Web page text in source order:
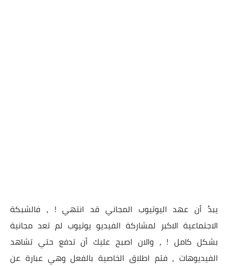
يبدُ أن عهد اليوتيوب المجاني قد انتهي ! ، فالشبكة
الاجتماعية الاكبر لمشاركة الفيديو يوتيوب لم تعد مجانية
بشكل كامل ! ، والان اصبح عليك أن تدفع حتي تشاهد
الفيديوهات ، فتم اطلاق الخاصية بالفعل وهي عبارة عن